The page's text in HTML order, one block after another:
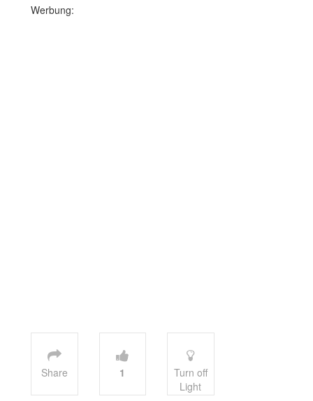
Werbung:
Share 1
Turn off
Light